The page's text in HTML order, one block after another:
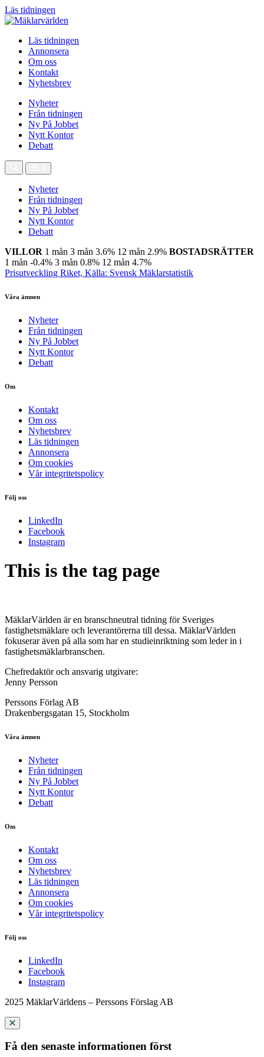
Läs tidningen
Läs tidningen
Annonsera
Om oss
Kontakt
Nyhetsbrev
Nyheter
Från tidningen
Ny På Jobbet
Nytt Kontor
Debatt
Nyheter
Från tidningen
Ny På Jobbet
Nytt Kontor
Debatt
VILLOR 1 mån 3 mån 3.6% 12 mån 2.9% BOSTADSRÄTTER
1 mån -0.4% 3 mån 0.8% 12 mån 4.7%
Prisutveckling Riket, Källa: Svensk Mäklarstatistik
Våra ämnen
Nyheter
Från tidningen
Ny På Jobbet
Nytt Kontor
Debatt
Om
Kontakt
Om oss
Nyhetsbrev
Läs tidningen
Annonsera
Om cookies
Vår integritetspolicy
Följ oss
LinkedIn
Facebook
Instagram
This is the tag page
MäklarVärlden är en branschneutral tidning för Sveriges
fastighetsmäklare och leverantörerna till dessa. MäklarVärlden
fokuserar även på alla som har en studieinriktning som leder in i
fastighetsmäklarbranschen.
Chefredaktör och ansvarig utgivare:
Jenny Persson
Perssons Förlag AB
Drakenbergsgatan 15, Stockholm
Våra ämnen
Nyheter
Från tidningen
Ny På Jobbet
Nytt Kontor
Debatt
Om
Kontakt
Om oss
Nyhetsbrev
Läs tidningen
Annonsera
Om cookies
Vår integritetspolicy
Följ oss
LinkedIn
Facebook
Instagram
2025 MäklarVärldens – Perssons Förslag AB
Få den senaste informationen först